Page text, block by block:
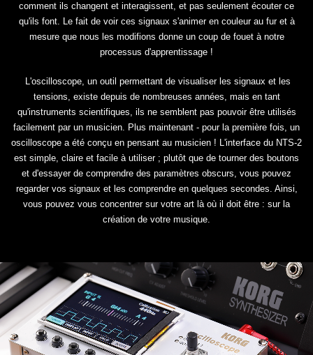
comment ils changent et interagissent, et pas seulement écouter ce
qu'ils font. Le fait de voir ces signaux s'animer en couleur au fur et à
mesure que nous les modifions donne un coup de fouet à notre
processus d'apprentissage !
L'oscilloscope, un outil permettant de visualiser les signaux et les
tensions, existe depuis de nombreuses années, mais en tant
qu'instruments scientifiques, ils ne semblent pas pouvoir être utilisés
facilement par un musicien. Plus maintenant - pour la première fois, un
oscilloscope a été conçu en pensant au musicien ! L'interface du NTS-2
est simple, claire et facile à utiliser ; plutôt que de tourner des boutons
et d'essayer de comprendre des paramètres obscurs, vous pouvez
regarder vos signaux et les comprendre en quelques secondes. Ainsi,
vous pouvez vous concentrer sur votre art là où il doit être : sur la
création de votre musique.